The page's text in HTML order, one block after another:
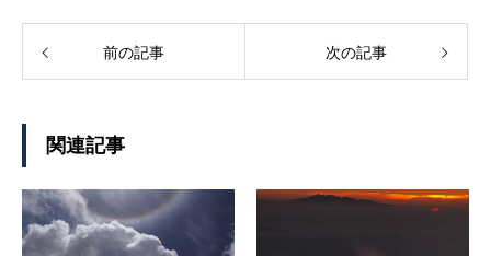
前の記事 次の記事
関連記事